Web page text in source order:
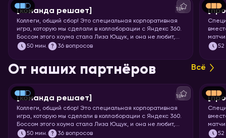
[команда решает] 18+
Коллеги, общий сбор! Это специальная корпоративная
игра, которую мы сделали в коллаборации с Яндекс 360.
Боссом этого хоума стала Лиза Ющук, и она не любит,
когда вы откладываете задачку в долгий ящик. Так что
тимбилдиться. Вас ждёт 5 раундов вопросов на разные
темы, ответить на которые поможет слаженная работа.
Тот случай, когда команда действительно решает!
50 мин. 36 вопросов 52
От наших партнёров Всё
[команда решает] 18+
Коллеги, общий сбор! Это специальная корпоративная
игра, которую мы сделали в коллаборации с Яндекс 360.
Боссом этого хоума стала Лиза Ющук, и она не любит,
когда вы откладываете задачку в долгий ящик. Так что
50 мин. 36 вопросов 52